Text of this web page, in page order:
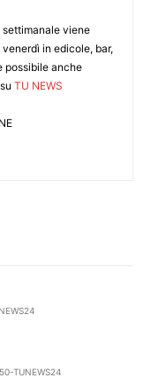
viene
in edicole, bar,
possibile anche
TU NEWS
TUNEWS24